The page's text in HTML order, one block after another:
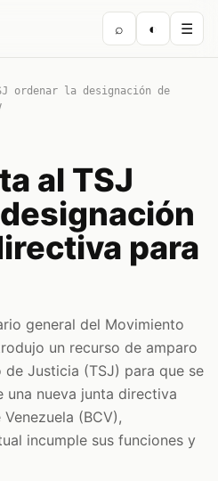
⌕ ◐ ☰
ordenar la designación de
al TSJ
para
general del Movimiento
un recurso de amparo
de Justicia (TSJ) para que se
una nueva junta directiva
(BCV),
incumple sus funciones y